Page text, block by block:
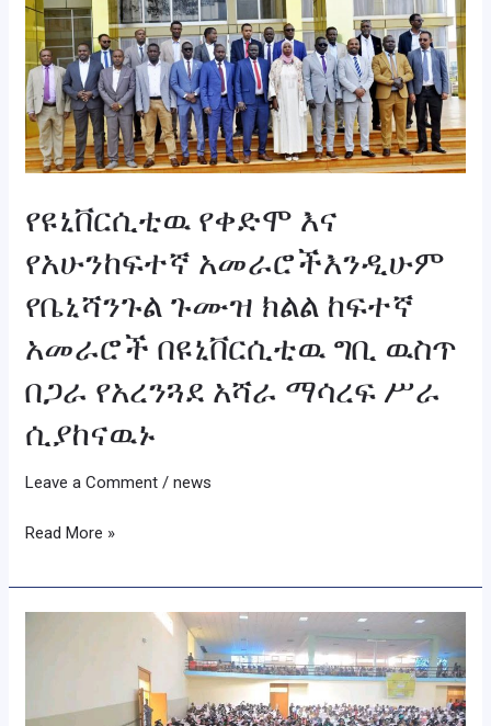
የዩኒቨርሲቲዉ የቀድሞ እና
የአሁንከፍተኛ አመራሮችእንዲሁም
የቤኒሻንጉል ጉሙዝ ክልል ከፍተኛ
አመራሮች በዩኒቨርሲቲዉ ግቢ ዉስጥ
በጋራ የአረንጓደ አሻራ ማሳረፍ ሥራ
ሲያከናዉኑ
Leave a Comment /news
የቀድሞ
እና
የአሁንከፍተኛ
አመራሮችእንዲሁም
የቤኒሻንጉል
ክልል
አመራሮች
በዩኒቨርሲቲዉ
ዉስጥ
በጋራ
አሻራ
ማሳረፍ
ሲያከናዉኑ
Read More »
ጊዜ